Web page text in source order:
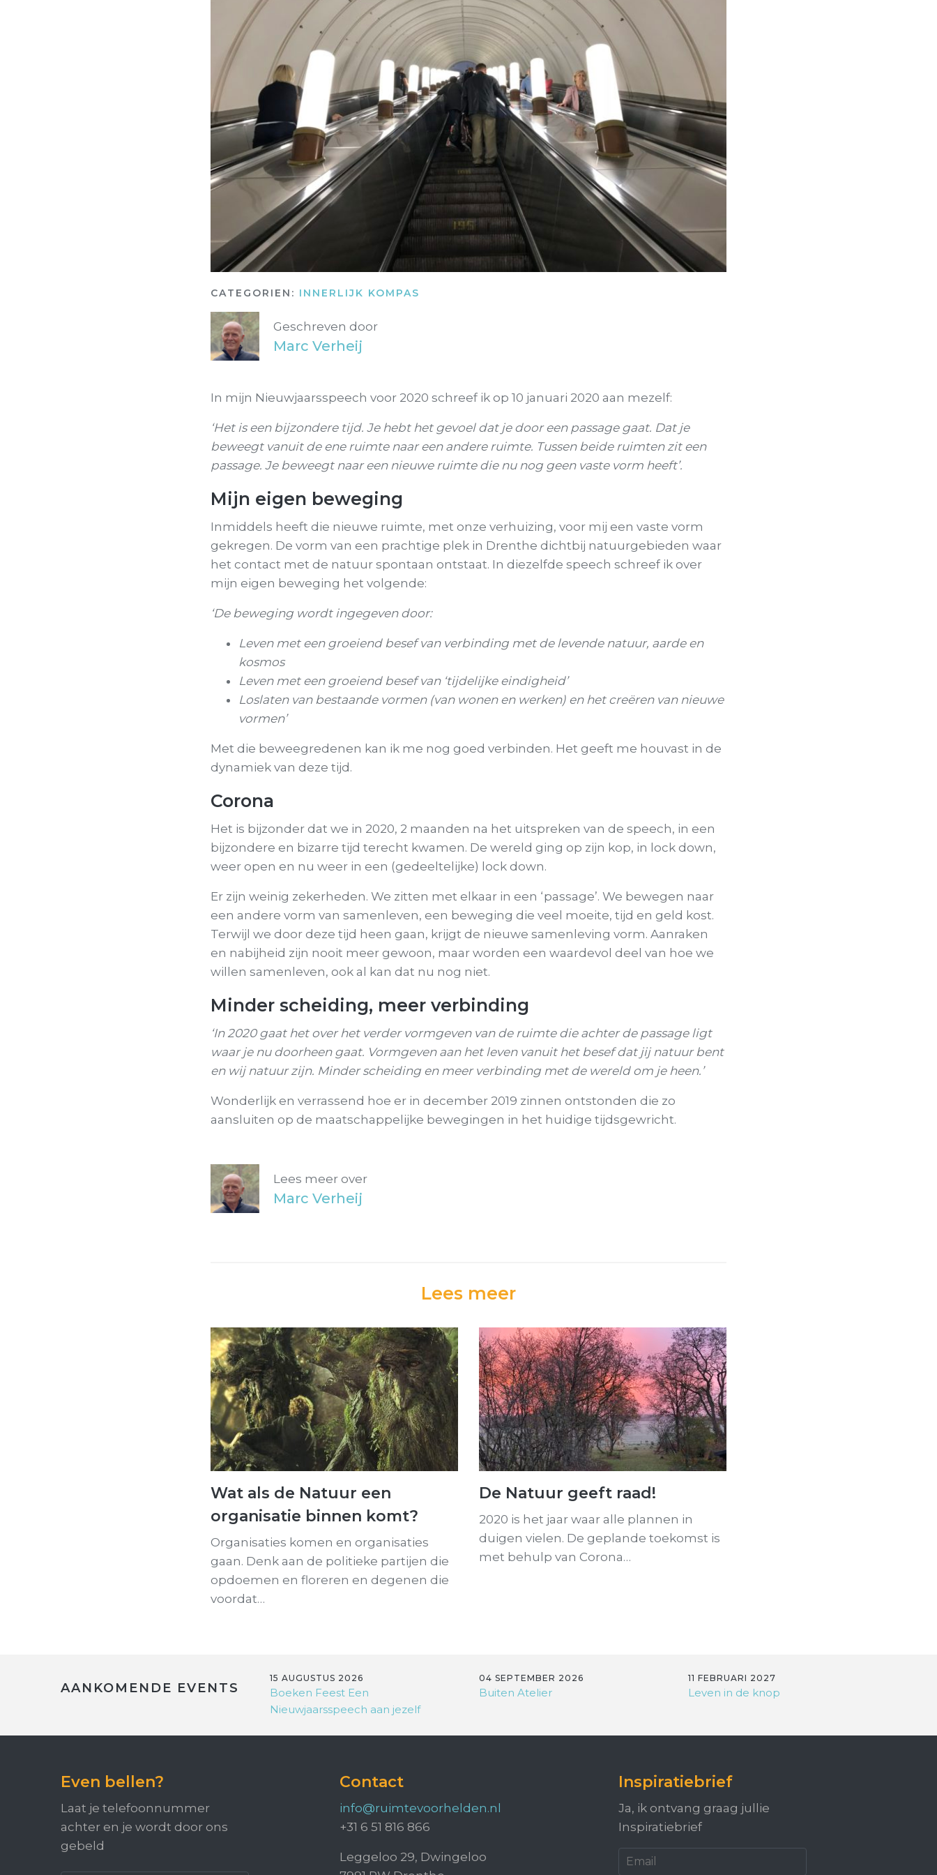
CATEGORIEN: INNERLIJK KOMPAS
Geschreven door
Marc Verheij
In mijn Nieuwjaarsspeech voor 2020 schreef ik op 10 januari 2020 aan mezelf:
‘Het is een bijzondere tijd. Je hebt het gevoel dat je door een passage gaat. Dat je
beweegt vanuit de ene ruimte naar een andere ruimte. Tussen beide ruimten zit een
passage. Je beweegt naar een nieuwe ruimte die nu nog geen vaste vorm heeft’.
Mijn eigen beweging
Inmiddels heeft die nieuwe ruimte, met onze verhuizing, voor mij een vaste vorm
gekregen. De vorm van een prachtige plek in Drenthe dichtbij natuurgebieden waar
het contact met de natuur spontaan ontstaat. In diezelfde speech schreef ik over
mijn eigen beweging het volgende:
‘De beweging wordt ingegeven door:
Leven met een groeiend besef van verbinding met de levende natuur, aarde en
kosmos
Leven met een groeiend besef van ‘tijdelijke eindigheid’
Loslaten van bestaande vormen (van wonen en werken) en het creëren van nieuwe
vormen’
Met die beweegredenen kan ik me nog goed verbinden. Het geeft me houvast in de
dynamiek van deze tijd.
Corona
Het is bijzonder dat we in 2020, 2 maanden na het uitspreken van de speech, in een
bijzondere en bizarre tijd terecht kwamen. De wereld ging op zijn kop, in lock down,
weer open en nu weer in een (gedeeltelijke) lock down.
Er zijn weinig zekerheden. We zitten met elkaar in een ‘passage’. We bewegen naar
een andere vorm van samenleven, een beweging die veel moeite, tijd en geld kost.
Terwijl we door deze tijd heen gaan, krijgt de nieuwe samenleving vorm. Aanraken
en nabijheid zijn nooit meer gewoon, maar worden een waardevol deel van hoe we
willen samenleven, ook al kan dat nu nog niet.
Minder scheiding, meer verbinding
‘In 2020 gaat het over het verder vormgeven van de ruimte die achter de passage ligt
waar je nu doorheen gaat. Vormgeven aan het leven vanuit het besef dat jij natuur bent
en wij natuur zijn. Minder scheiding en meer verbinding met de wereld om je heen.’
Wonderlijk en verrassend hoe er in december 2019 zinnen ontstonden die zo
aansluiten op de maatschappelijke bewegingen in het huidige tijdsgewricht.
Lees meer over
Marc Verheij
Lees meer
Wat als de Natuur een
organisatie binnen komt?
Organisaties komen en organisaties
gaan. Denk aan de politieke partijen die
opdoemen en floreren en degenen die
voordat…
De Natuur geeft raad!
2020 is het jaar waar alle plannen in
duigen vielen. De geplande toekomst is
met behulp van Corona…
AANKOMENDE EVENTS
15 AUGUSTUS 2026
Boeken Feest Een
Nieuwjaarsspeech aan jezelf
04 SEPTEMBER 2026
Buiten Atelier
11 FEBRUARI 2027
Leven in de knop
Even bellen?
Laat je telefoonnummer
achter en je wordt door ons
gebeld
Contact
info@ruimtevoorhelden.nl
+31 6 51 816 866
Leggeloo 29, Dwingeloo
Inspiratiebrief
Ja, ik ontvang graag jullie
Inspiratiebrief